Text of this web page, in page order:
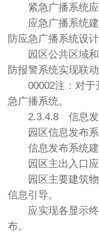
紧急广播系统应
应急广播系统建
防应急广播系统设
园区公共区域和
防报警系统实现联动
00002注：对于
急广播系统。
2.3.4.8信息
园区信息发布系
信息发布系统建
园区主出入口应
园区主要建筑物
信息引导。
应实现各显示终
布。